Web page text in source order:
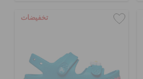
تخفيضات